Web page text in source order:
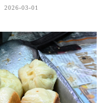
2026-03-01